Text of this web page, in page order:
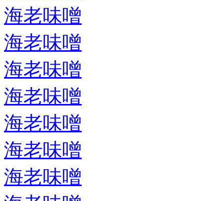
海老味噌
海老味噌
海老味噌
海老味噌
海老味噌
海老味噌
海老味噌